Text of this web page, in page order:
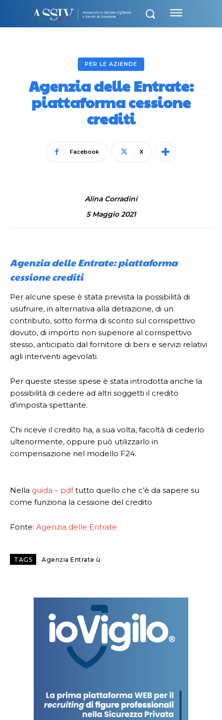
PER LE AZIENDE
Agenzia delle Entrate:
piattaforma cessione
crediti
Facebook X
Alina Corradini
5 Maggio 2021
Agenzia delle Entrate: piattaforma
cessione crediti
Per alcune spese è stata prevista la possibilità di
usufruire, in alternativa alla detrazione, di un
contributo, sotto forma di sconto sul corrispettivo
dovuto, di importo non superiore al corrispettivo
stesso, anticipato dal fornitore di beni e servizi relativi
agli interventi agevolati.
Per queste stesse spese è stata introdotta anche la
possibilità di cedere ad altri soggetti il credito
d’imposta spettante.
Chi riceve il credito ha, a sua volta, facoltà di cederlo
ulteriormente, oppure può utilizzarlo in
compensazione nel modello F24.
Nella guida – pdftutto quello che c’è da sapere su
come funziona la cessione del credito
Fonte: Agenzia delle Entrate
TAGS Agenzia Entrate ù